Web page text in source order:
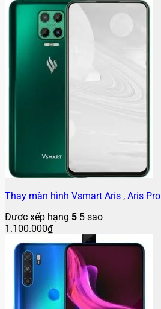
Thay màn hình Vsmart Aris , Aris Pro
Được xếp hạng 5 5 sao
1.100.000₫